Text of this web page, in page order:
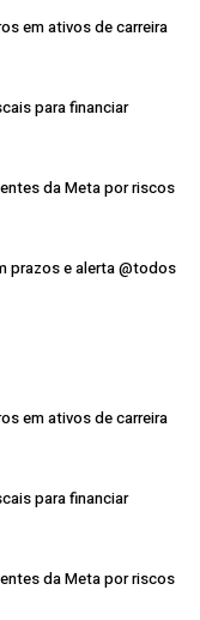
em ativos de carreira
para financiar
da Meta por riscos
prazos e alerta @todos
em ativos de carreira
para financiar
da Meta por riscos